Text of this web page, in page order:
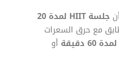
جلسة HIIT لمدة 20
مع حرق السعرات
دقيقة
أو